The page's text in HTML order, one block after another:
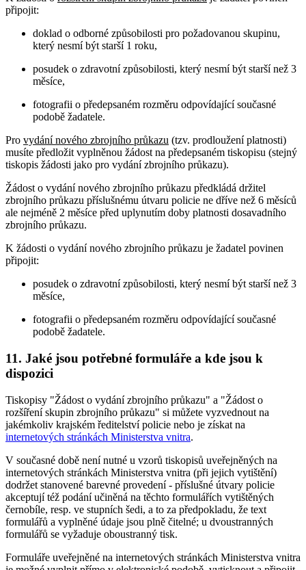
připojit:
doklad o odborné způsobilosti pro požadovanou skupinu,
který nesmí být starší 1 roku,
posudek o zdravotní způsobilosti, který nesmí být starší než 3
měsíce,
fotografii o předepsaném rozměru odpovídající současné
podobě žadatele.
Pro vydání nového zbrojního průkazu (tzv. prodloužení platnosti)
musíte předložit vyplněnou žádost na předepsaném tiskopisu (stejný
tiskopis žádosti jako pro vydání zbrojního průkazu).
Žádost o vydání nového zbrojního průkazu předkládá držitel
zbrojního průkazu příslušnému útvaru policie ne dříve než 6 měsíců
ale nejméně 2 měsíce před uplynutím doby platnosti dosavadního
zbrojního průkazu.
K žádosti o vydání nového zbrojního průkazu je žadatel povinen
připojit:
posudek o zdravotní způsobilosti, který nesmí být starší než 3
měsíce,
fotografii o předepsaném rozměru odpovídající současné
podobě žadatele.
11. Jaké jsou potřebné formuláře a kde jsou k
dispozici
Tiskopisy "Žádost o vydání zbrojního průkazu" a "Žádost o
rozšíření skupin zbrojního průkazu" si můžete vyzvednout na
jakémkoliv krajském ředitelství policie nebo je získat na
internetových stránkách Ministerstva vnitra.
V současné době není nutné u vzorů tiskopisů uveřejněných na
internetových stránkách Ministerstva vnitra (při jejich vytištění)
dodržet stanovené barevné provedení - příslušné útvary policie
akceptují též podání učiněná na těchto formulářích vytištěných
černobíle, resp. ve stupních šedi, a to za předpokladu, že text
formulářů a vyplněné údaje jsou plně čitelné; u dvoustranných
formulářů se vyžaduje oboustranný tisk.
Formuláře uveřejněné na internetových stránkách Ministerstva vnitra